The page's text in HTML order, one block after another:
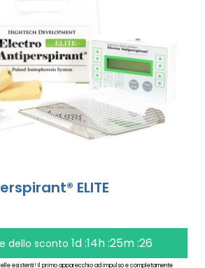
ELITE
dello sconto 1d :14h :25m :25
esistenti! Il primo apparecchio ad impulso e completamente